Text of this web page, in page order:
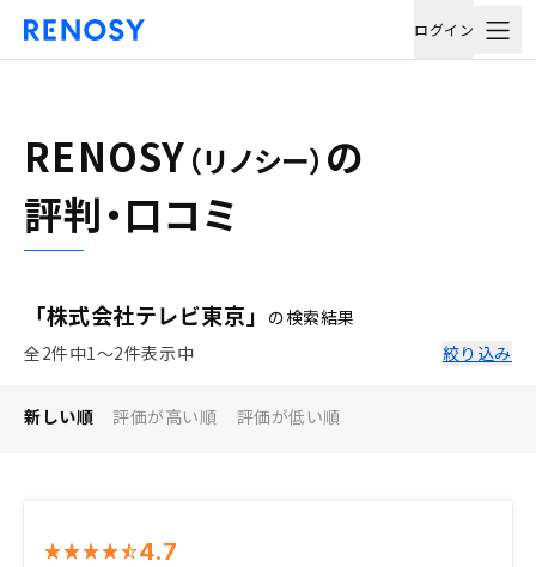
ログイン
RENOSY （リノシー） の
評判・口コミ
「株式会社テレビ東京」 の検索結果
全2件中1〜2件表示中
絞り込み
新しい順 評価が高い順 評価が低い順
4.7